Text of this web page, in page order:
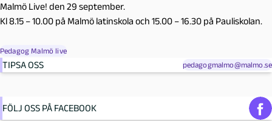
Malmö Live! den 29 september.
Kl 8.15 – 10.00 på Malmö latinskola och 15.00 – 16.30 på Pauliskolan.
Pedagog Malmö live
TIPSA OSS pedagogmalmo@malmo.se
FÖLJ OSS PÅ FACEBOOK